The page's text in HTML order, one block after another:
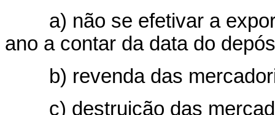
a) não se efetivar a
ano a contar da data do
b) revenda das
c) destruição das